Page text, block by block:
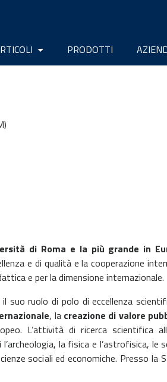
PRODOTTI
di Roma e la più grande in
e di qualità e la cooperazione
e per la dimensione internazionale.
suo ruolo di polo di eccellenza
, la creazione di valore
L’attività di ricerca scientifica
la fisica e l’astrofisica, le
sociali ed economiche. Presso